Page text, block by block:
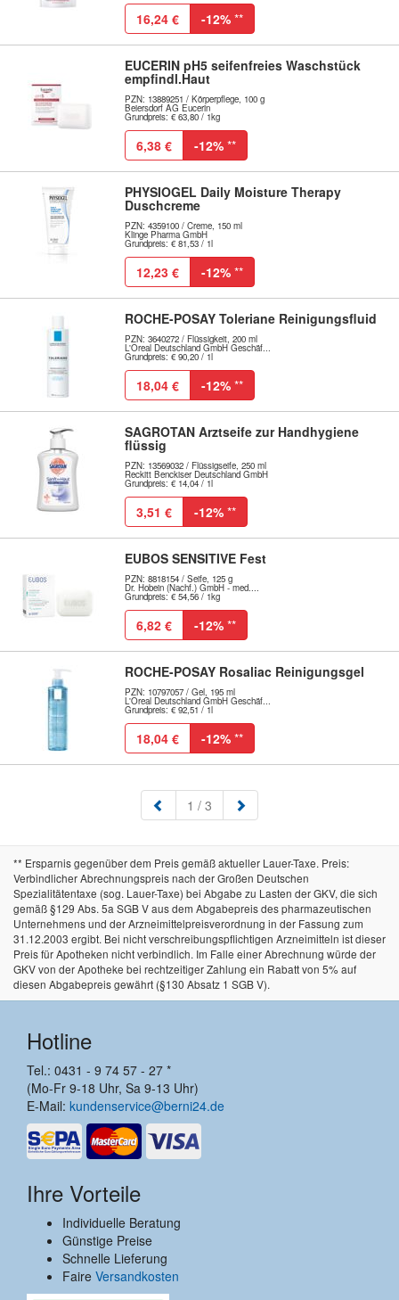
16,24 € -12% **
EUCERIN pH5 seifenfreies Waschstück
empfindl.Haut
PZN: 13889251 / Körperpflege, 100 g
Beiersdorf AG Eucerin
Grundpreis: € 63,80 / 1kg
6,38 € -12% **
PHYSIOGEL Daily Moisture Therapy
Duschcreme
PZN: 4359100 / Creme, 150 ml
Klinge Pharma GmbH
Grundpreis: € 81,53 / 1l
12,23 € -12% **
ROCHE-POSAY Toleriane Reinigungsfluid
PZN: 3640272 / Flüssigkeit, 200 ml
L'Oreal Deutschland GmbH Geschäf...
Grundpreis: € 90,20 / 1l
18,04 € -12% **
SAGROTAN Arztseife zur Handhygiene
flüssig
PZN: 13569032 / Flüssigseife, 250 ml
Reckitt Benckiser Deutschland GmbH
Grundpreis: € 14,04 / 1l
3,51 € -12% **
EUBOS SENSITIVE Fest
PZN: 8818154 / Seife, 125 g
Dr. Hobein (Nachf.) GmbH - med....
Grundpreis: € 54,56 / 1kg
6,82 € -12% **
ROCHE-POSAY Rosaliac Reinigungsgel
PZN: 10797057 / Gel, 195 ml
L'Oreal Deutschland GmbH Geschäf...
Grundpreis: € 92,51 / 1l
18,04 € -12% **
1 (aktuell)
/ 3
** Ersparnis gegenüber dem Preis gemäß aktueller Lauer-Taxe. Preis:
Verbindlicher Abrechnungspreis nach der Großen Deutschen
Spezialitätentaxe (sog. Lauer-Taxe) bei Abgabe zu Lasten der GKV, die sich
gemäß §129 Abs. 5a SGB V aus dem Abgabepreis des pharmazeutischen
Unternehmens und der Arzneimittelpreisverordnung in der Fassung zum
31.12.2003 ergibt. Bei nicht verschreibungspflichtigen Arzneimitteln ist dieser
Preis für Apotheken nicht verbindlich. Im Falle einer Abrechnung würde der
GKV von der Apotheke bei rechtzeitiger Zahlung ein Rabatt von 5% auf
diesen Abgabepreis gewährt (§130 Absatz 1 SGB V).
Hotline
Tel.: 0431 - 9 74 57 - 27 *
(Mo-Fr 9-18 Uhr, Sa 9-13 Uhr)
E-Mail: kundenservice@berni24.de
Ihre Vorteile
Individuelle Beratung
Günstige Preise
Schnelle Lieferung
Faire Versandkosten